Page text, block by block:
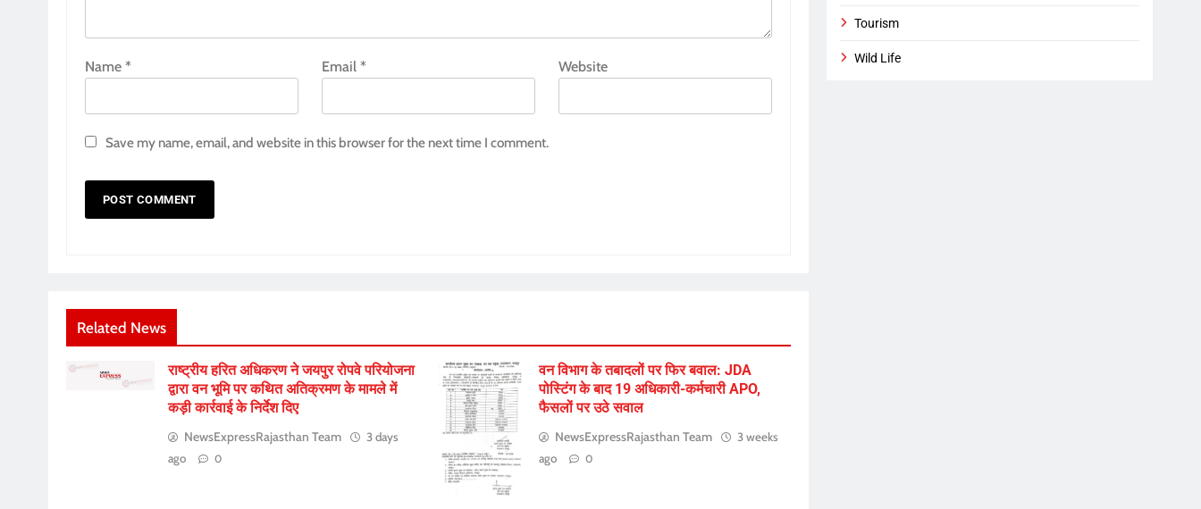
Name * Email* Website
Save my name, email, and website in this browser for the next time I comment.
Related News
राष्ट्रीय हरित अधिकरण ने जयपुर रोपवे परियोजना
द्वारा वन भूमि पर कथित अतिक्रमण के मामले में
कड़ी कार्रवाई के निर्देश दिए
NewsExpressRajasthan Team
3 days
ago
0
वन विभाग के तबादलों पर फिर बवाल: JDA
पोस्टिंग के बाद 19 अधिकारी-कर्मचारी APO,
फैसलों पर उठे सवाल
NewsExpressRajasthan Team
3 weeks
ago
0
Tourism
Wild Life